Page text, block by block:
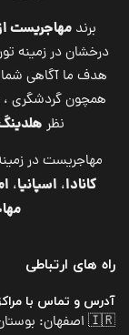
برندمهاجریست از
درخشان در زمینه
هدف ما آگاهی
همچون گردشگری ،
نظر
مهاجریست در
کانادا، اسپانیا،
راه های ارتباطی
آدرس و تماس با
🇮🇷 اصفهان: بوستان سعدی بعد از هتل چهل پنجره